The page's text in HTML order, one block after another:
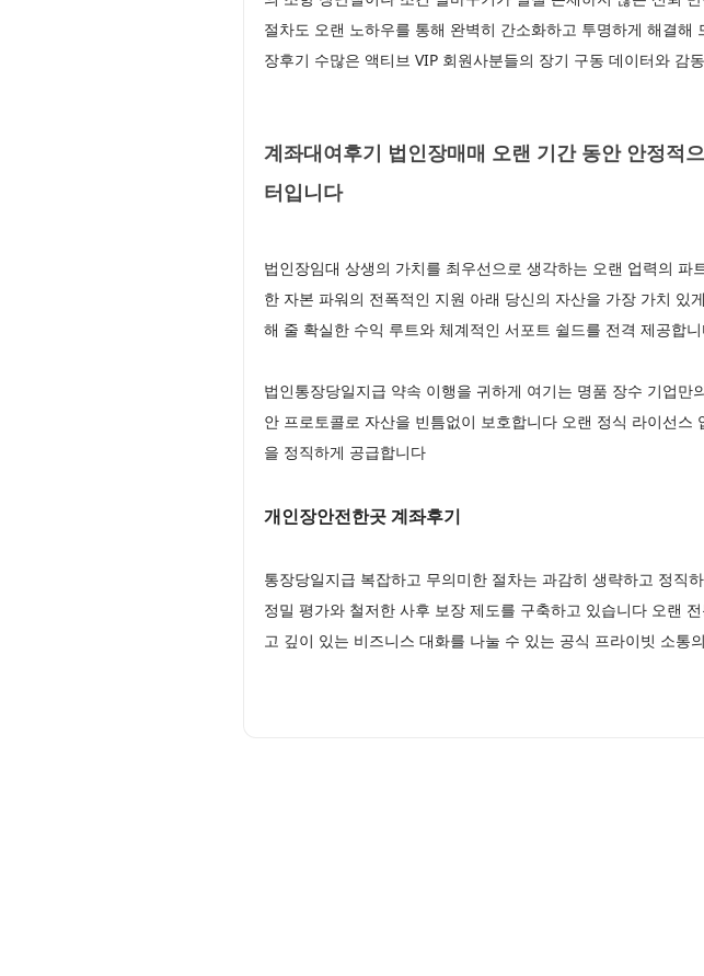
절차도 오랜 노하우를 통해 완벽히 간소화하고 투명하게 해결
장후기 수많은 액티브 VIP 회원사분들의 장기 구동 데이터와 감
계좌대여후기 법인장매매 오랜 기간 동안 안정적
터입니다
법인장임대 상생의 가치를 최우선으로 생각하는 오랜 업력의
한 자본 파워의 전폭적인 지원 아래 당신의 자산을 가장 가치
해 줄 확실한 수익 루트와 체계적인 서포트 쉴드를 전격 제공합
법인통장당일지급 약속 이행을 귀하게 여기는 명품 장수 기업
안 프로토콜로 자산을 빈틈없이 보호합니다 오랜 정식 라이선
을 정직하게 공급합니다
개인장안전한곳 계좌후기
통장당일지급 복잡하고 무의미한 절차는 과감히 생략하고 정직
정밀 평가와 철저한 사후 보장 제도를 구축하고 있습니다 오랜
고 깊이 있는 비즈니스 대화를 나눌 수 있는 공식 프라이빗 소통